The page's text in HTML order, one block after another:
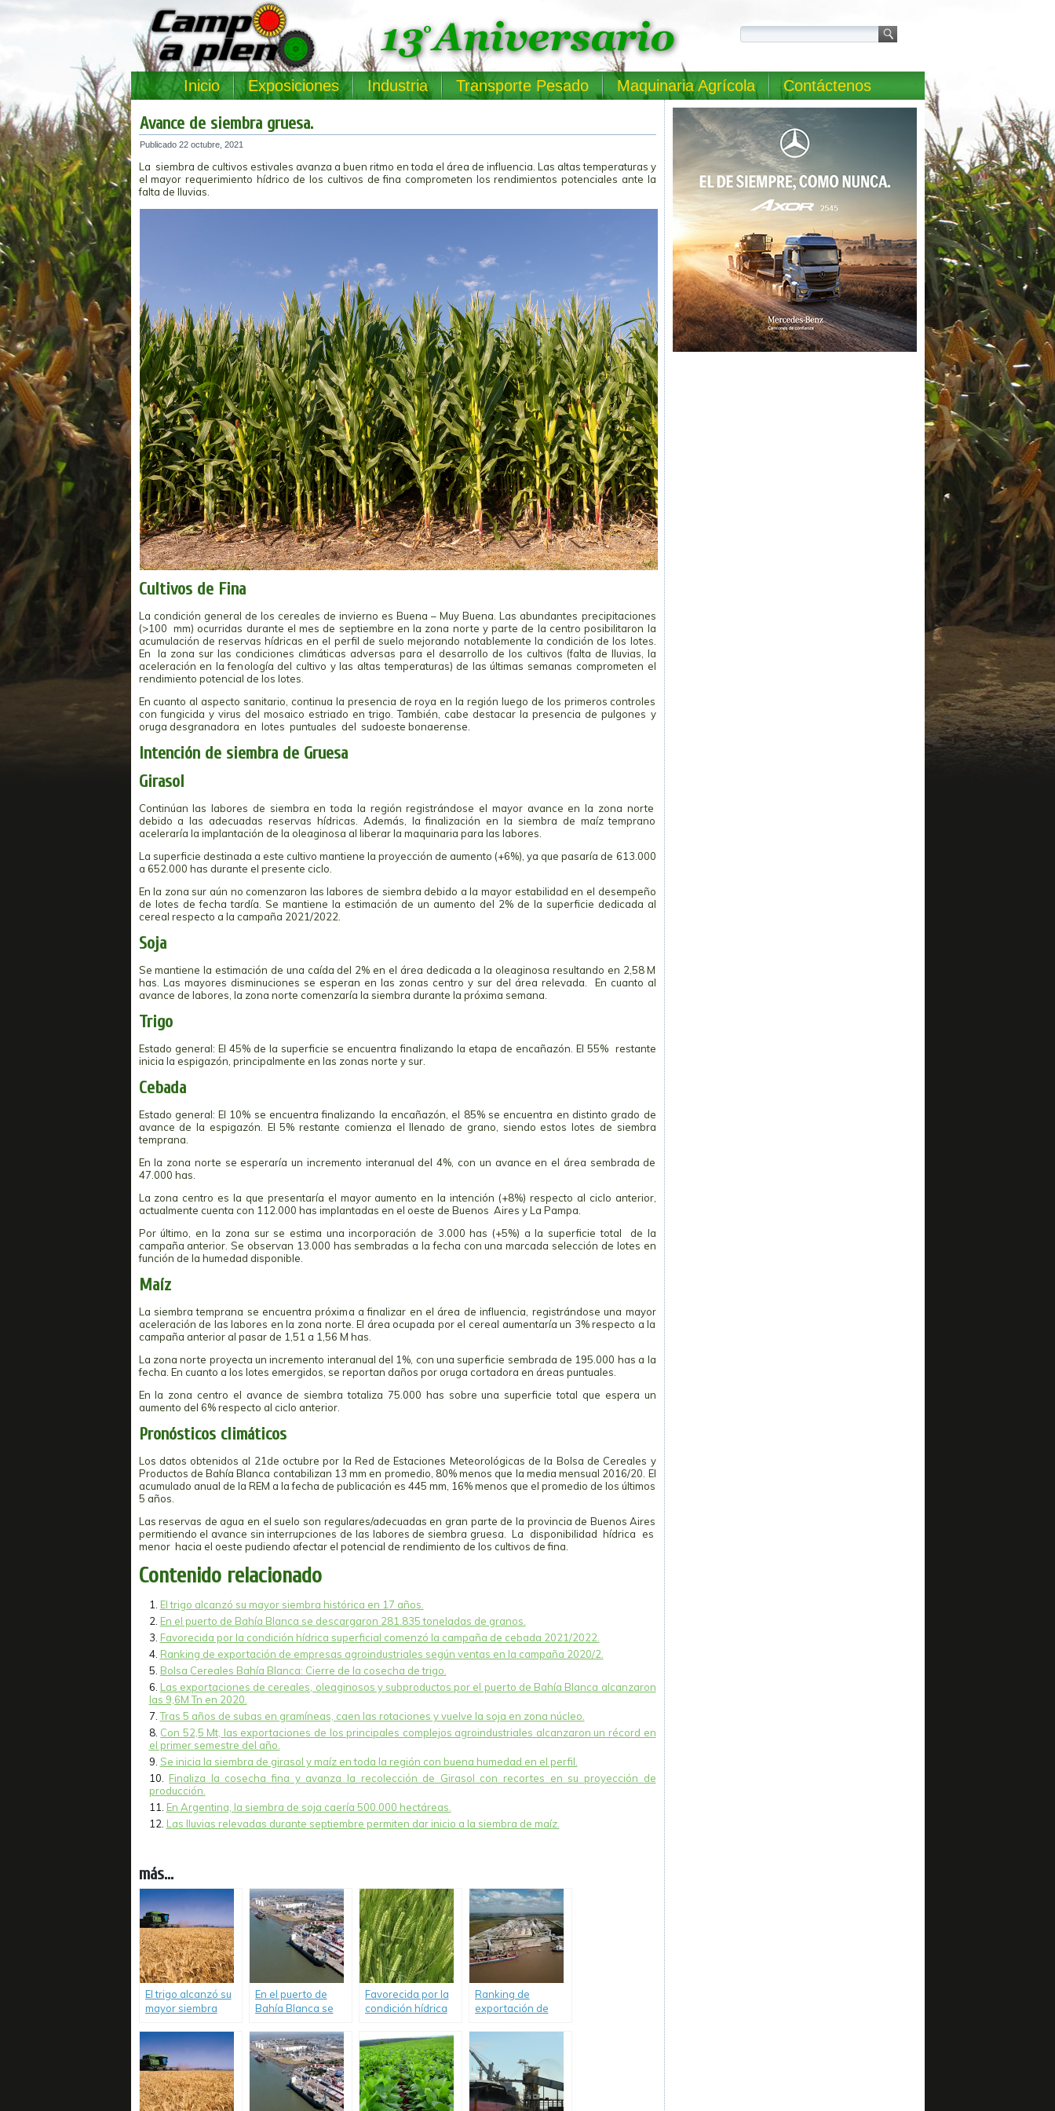
Inicio Exposiciones Industria Transporte Pesado Maquinaria Agrícola Contáctenos
Avance de siembra gruesa.
Publicado 22 octubre, 2021
La siembra de cultivos estivales avanza a buen ritmo en toda el área de influencia. Las altas temperaturas y
el mayor requerimiento hídrico de los cultivos de fina comprometen los rendimientos potenciales ante la
falta de lluvias.
Cultivos de Fina
La condición general de los cereales de invierno es Buena – Muy Buena. Las abundantes precipitaciones
(>100 mm) ocurridas durante el mes de septiembre en la zona norte y parte de la centro posibilitaron la
acumulación de reservas hídricas en el perfil de suelo mejorando notablemente la condición de los lotes.
En la zona sur las condiciones climáticas adversas para el desarrollo de los cultivos (falta de lluvias, la
aceleración en la fenología del cultivo y las altas temperaturas) de las últimas semanas comprometen el
rendimiento potencial de los lotes.
En cuanto al aspecto sanitario, continua la presencia de roya en la región luego de los primeros controles
con fungicida y virus del mosaico estriado en trigo. También, cabe destacar la presencia de pulgones y
oruga desgranadora en lotes puntuales del sudoeste bonaerense.
Intención de siembra de Gruesa
Girasol
Continúan las labores de siembra en toda la región registrándose el mayor avance en la zona norte
debido a las adecuadas reservas hídricas. Además, la finalización en la siembra de maíz temprano
aceleraría la implantación de la oleaginosa al liberar la maquinaria para las labores.
La superficie destinada a este cultivo mantiene la proyección de aumento (+6%), ya que pasaría de 613.000
a 652.000 has durante el presente ciclo.
En la zona sur aún no comenzaron las labores de siembra debido a la mayor estabilidad en el desempeño
de lotes de fecha tardía. Se mantiene la estimación de un aumento del 2% de la superficie dedicada al
cereal respecto a la campaña 2021/2022.
Soja
Se mantiene la estimación de una caída del 2% en el área dedicada a la oleaginosa resultando en 2,58 M
has. Las mayores disminuciones se esperan en las zonas centro y sur del área relevada. En cuanto al
avance de labores, la zona norte comenzaría la siembra durante la próxima semana.
Trigo
Estado general: El 45% de la superficie se encuentra finalizando la etapa de encañazón. El 55% restante
inicia la espigazón, principalmente en las zonas norte y sur.
Cebada
Estado general: El 10% se encuentra finalizando la encañazón, el 85% se encuentra en distinto grado de
avance de la espigazón. El 5% restante comienza el llenado de grano, siendo estos lotes de siembra
temprana.
En la zona norte se esperaría un incremento interanual del 4%, con un avance en el área sembrada de
47.000 has.
La zona centro es la que presentaría el mayor aumento en la intención (+8%) respecto al ciclo anterior,
actualmente cuenta con 112.000 has implantadas en el oeste de Buenos Aires y La Pampa.
Por último, en la zona sur se estima una incorporación de 3.000 has (+5%) a la superficie total de la
campaña anterior. Se observan 13.000 has sembradas a la fecha con una marcada selección de lotes en
función de la humedad disponible.
Maíz
La siembra temprana se encuentra próxima a finalizar en el área de influencia, registrándose una mayor
aceleración de las labores en la zona norte. El área ocupada por el cereal aumentaría un 3% respecto a la
campaña anterior al pasar de 1,51 a 1,56 M has.
La zona norte proyecta un incremento interanual del 1%, con una superficie sembrada de 195.000 has a la
fecha. En cuanto a los lotes emergidos, se reportan daños por oruga cortadora en áreas puntuales.
En la zona centro el avance de siembra totaliza 75.000 has sobre una superficie total que espera un
aumento del 6% respecto al ciclo anterior.
Pronósticos climáticos
Los datos obtenidos al 21de octubre por la Red de Estaciones Meteorológicas de la Bolsa de Cereales y
Productos de Bahía Blanca contabilizan 13 mm en promedio, 80% menos que la media mensual 2016/20. El
acumulado anual de la REM a la fecha de publicación es 445 mm, 16% menos que el promedio de los últimos
5 años.
Las reservas de agua en el suelo son regulares/adecuadas en gran parte de la provincia de Buenos Aires
permitiendo el avance sin interrupciones de las labores de siembra gruesa. La disponibilidad hídrica es
menor hacia el oeste pudiendo afectar el potencial de rendimiento de los cultivos de fina.
Contenido relacionado
El trigo alcanzó su mayor siembra histórica en 17 años.
En el puerto de Bahía Blanca se descargaron 281.835 toneladas de granos.
Favorecida por la condición hídrica superficial comenzó la campaña de cebada 2021/2022.
Ranking de exportación de empresas agroindustriales según ventas en la campaña 2020/2.
Bolsa Cereales Bahía Blanca: Cierre de la cosecha de trigo.
Las exportaciones de cereales, oleaginosos y subproductos por el puerto de Bahía Blanca alcanzaron
las 9,6M Tn en 2020.
Tras 5 años de subas en gramíneas, caen las rotaciones y vuelve la soja en zona núcleo.
Con 52,5 Mt, las exportaciones de los principales complejos agroindustriales alcanzaron un récord en
el primer semestre del año.
Se inicia la siembra de girasol y maíz en toda la región con buena humedad en el perfil.
Finaliza la cosecha fina y avanza la recolección de Girasol con recortes en su proyección de
producción.
En Argentina, la siembra de soja caería 500.000 hectáreas.
Las lluvias relevadas durante septiembre permiten dar inicio a la siembra de maíz.
más...
El trigo alcanzó su
mayor siembra
años.
En el puerto de
Bahía Blanca se
281.835 toneladas
de granos.
Favorecida por la
condición hídrica
comenzó la
campaña de
cebada
2021/2022.
Ranking de
exportación de
según ventas en la
campaña 2020/2.